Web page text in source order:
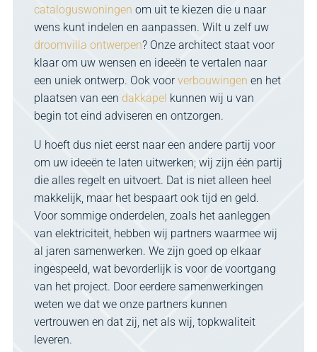
cataloguswoningen om uit te kiezen die u naar
wens kunt indelen en aanpassen. Wilt u zelf uw
droomvilla ontwerpen? Onze architect staat voor
klaar om uw wensen en ideeën te vertalen naar
een uniek ontwerp. Ook voorverbouwingen en het
plaatsen van een dakkapel kunnen wij u van
begin tot eind adviseren en ontzorgen.
U hoeft dus niet eerst naar een andere partij voor
om uw ideeën te laten uitwerken; wij zijn één partij
die alles regelt en uitvoert. Dat is niet alleen heel
makkelijk, maar het bespaart ook tijd en geld.
Voor sommige onderdelen, zoals het aanleggen
van elektriciteit, hebben wij partners waarmee wij
al jaren samenwerken. We zijn goed op elkaar
ingespeeld, wat bevorderlijk is voor de voortgang
van het project. Door eerdere samenwerkingen
weten we dat we onze partners kunnen
vertrouwen en dat zij, net als wij, topkwaliteit
leveren.